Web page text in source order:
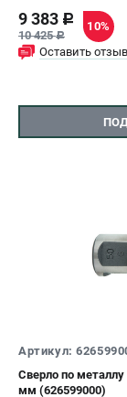
9 383 c
10 425c
10%
Оставить отзыв
Артикул:
Сверло по металлу
мм (626599000)